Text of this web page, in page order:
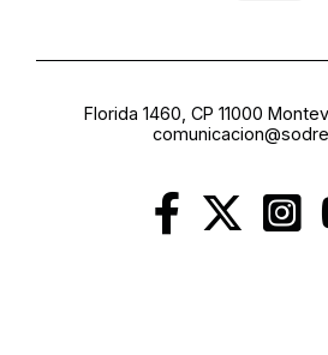
Florida 1460, CP 11000